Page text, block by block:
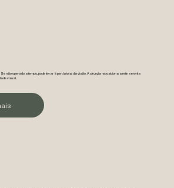
não operado a tempo, pode levar à perda total da visão. A cirurgia reposiciona a retina e evita
visual..